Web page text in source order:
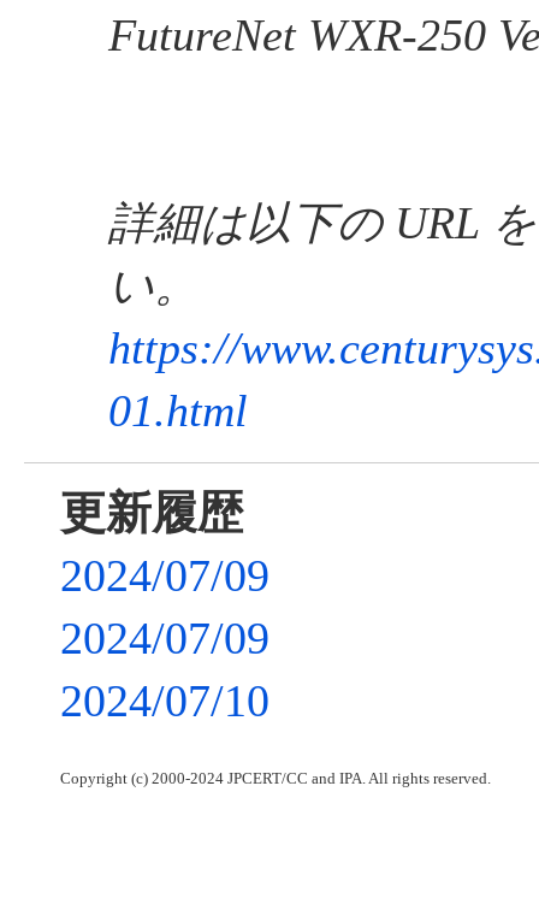
FutureNet WXR-250
詳細は以下の URL
い。
https://
01.html
更新履歴
2024/07/09
2024/07/09
2024/07/10
Copyright (c) 2000-2024 JPCERT/CC and IPA. All rights reserved.